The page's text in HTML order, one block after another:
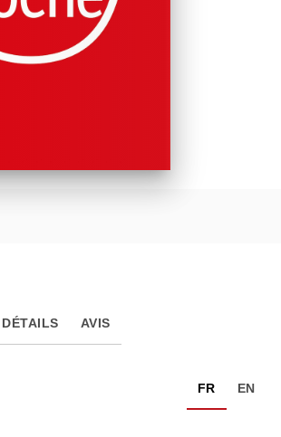
DÉTAILS AVIS
FR EN